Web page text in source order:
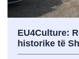
EU4Culture:
historike të